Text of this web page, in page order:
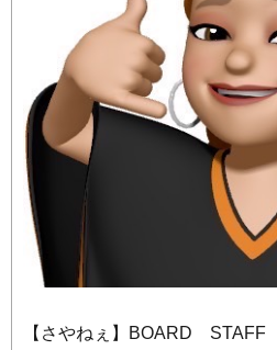
【さやねぇ】BOARD